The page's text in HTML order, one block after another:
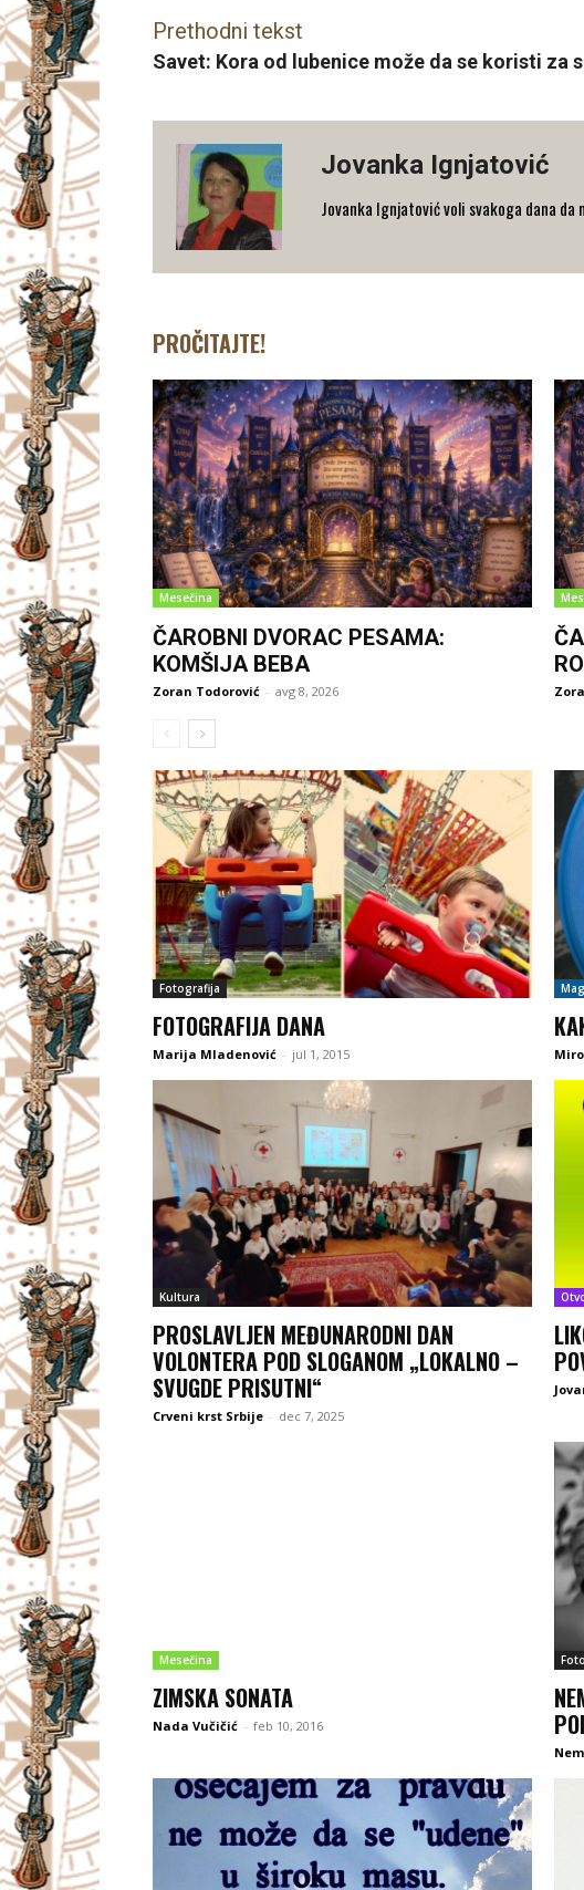
Prethodni tekst
Savet: Kora od lubenice može da se koristi za
Jovanka Ignjatović
Jovanka Ignjatović voli svakoga dana da
PROČITAJTE!
Mesečina
ČAROBNI DVORAC PESAMA:
KOMŠIJA BEBA
Zoran Todorović - avg 8, 2026
Fotografija
FOTOGRAFIJA DANA
Marija Mladenović - jul 1, 2015
Kultura
PROSLAVLJEN MEĐUNARODNI DAN
VOLONTERA POD SLOGANOM „LOKALNO –
SVUGDE PRISUTNI“
Crveni krst Srbije - dec 7, 2025
Mesečina
ZIMSKA SONATA
Nada Vučičić - feb 10, 2016